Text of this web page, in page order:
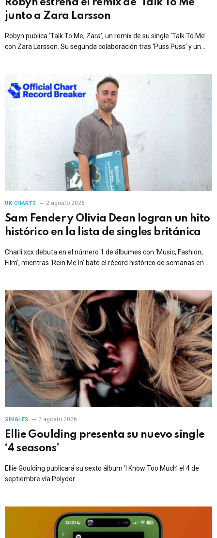
Robyn estrena el remix de ‘Talk To Me’
junto a Zara Larsson
Robyn publica ‘Talk To Me, Zara’, un remix de su single ‘Talk To Me’
con Zara Larsson. Su segunda colaboración tras ‘Puss Puss’ y un
UK CHARTS 2 agosto 2026
Sam Fender y Olivia Dean logran un hito
histórico en la lista de singles británica
Charli xcx debuta en el número 1 de álbumes con ‘Music, Fashion,
Film’, mientras ‘Rein Me In’ bate el récord histórico de semanas en el
SINGLES 2 agosto 2026
Ellie Goulding presenta su nuevo single
‘4 seasons’
Ellie Goulding publicará su sexto álbum ‘I Know Too Much’ el 4 de
septiembre vía Polydor.